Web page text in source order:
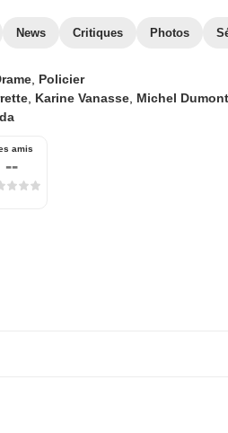
News Critiques Photos
Policier
Karine Vanasse Michel Dumont
amis
--